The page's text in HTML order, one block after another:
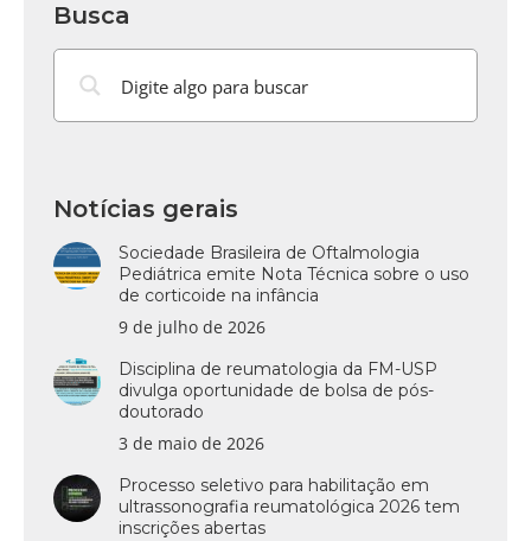
Busca
Notícias gerais
Sociedade Brasileira de Oftalmologia
Pediátrica emite Nota Técnica sobre o uso
de corticoide na infância
9 de julho de 2026
Disciplina de reumatologia da FM-USP
divulga oportunidade de bolsa de pós-
doutorado
3 de maio de 2026
Processo seletivo para habilitação em
ultrassonografia reumatológica 2026 tem
inscrições abertas